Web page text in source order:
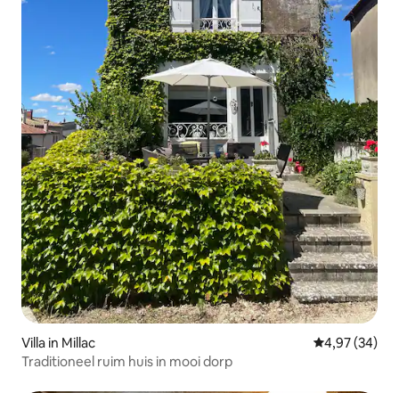
Villa in Millac Gemiddelde
4,97 (34)
Traditioneel ruim huis in mooi dorp